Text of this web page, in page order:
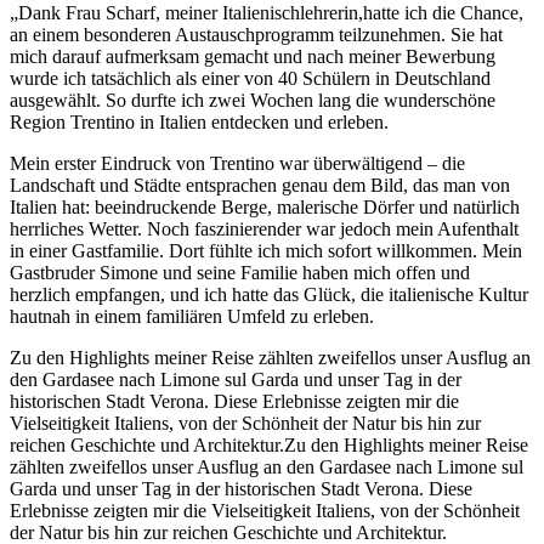
„Dank Frau Scharf, meiner Italienischlehrerin,hatte ich die Chance,
an einem besonderen Austauschprogramm teilzunehmen. Sie hat
mich darauf aufmerksam gemacht und nach meiner Bewerbung
wurde ich tatsächlich als einer von 40 Schülern in Deutschland
ausgewählt. So durfte ich zwei Wochen lang die wunderschöne
Region Trentino in Italien entdecken und erleben.
Mein erster Eindruck von Trentino war überwältigend – die
Landschaft und Städte entsprachen genau dem Bild, das man von
Italien hat: beeindruckende Berge, malerische Dörfer und natürlich
herrliches Wetter. Noch faszinierender war jedoch mein Aufenthalt
in einer Gastfamilie. Dort fühlte ich mich sofort willkommen. Mein
Gastbruder Simone und seine Familie haben mich offen und
herzlich empfangen, und ich hatte das Glück, die italienische Kultur
hautnah in einem familiären Umfeld zu erleben.
Zu den Highlights meiner Reise zählten zweifellos unser Ausflug an
den Gardasee nach Limone sul Garda und unser Tag in der
historischen Stadt Verona. Diese Erlebnisse zeigten mir die
Vielseitigkeit Italiens, von der Schönheit der Natur bis hin zur
reichen Geschichte und Architektur.Zu den Highlights meiner Reise
zählten zweifellos unser Ausflug an den Gardasee nach Limone sul
Garda und unser Tag in der historischen Stadt Verona. Diese
Erlebnisse zeigten mir die Vielseitigkeit Italiens, von der Schönheit
der Natur bis hin zur reichen Geschichte und Architektur.